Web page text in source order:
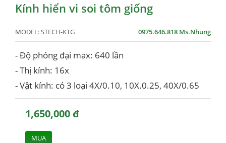
Kính hiển vi soi tôm giống
MODEL:STECH-KTG 0975.646.818 Ms.Nhung
- Độ phóng đại max: 640 lần
- Thị kính: 16x
- Vật kính: có 3 loại 4X/0.10, 10X.0.25, 40X/0.65
1,650,000 đ
MUA